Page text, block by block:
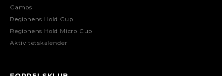
Camps
Regionens Hold Cup
Regionens Hold Micro Cup
Aktivitetskalender